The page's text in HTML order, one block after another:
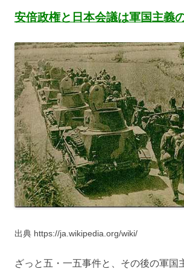
安倍政権と日本会議は軍国主義
出典 https://ja.wikipedia.org/wiki/
ざっと五・一五事件と、その後の軍国